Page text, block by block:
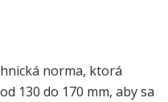
norma, ktorá
130 do 170 mm, aby sa